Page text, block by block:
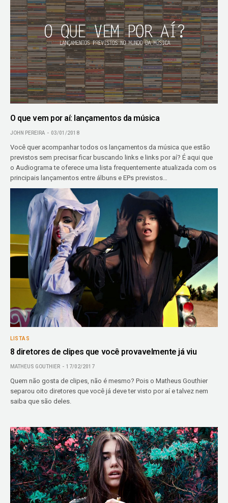
O que vem por aí: lançamentos da música
JOHN PEREIRA 03/01/2018
Você quer acompanhar todos os lançamentos da música que estão
previstos sem precisar ficar buscando links e links por aí? É aqui que
o Audiograma te oferece uma lista frequentemente atualizada com os
principais lançamentos entre álbuns e EPs previstos…
LISTAS
8 diretores de clipes que você provavelmente já viu
MATHEUS GOUTHIER 17/02/2017
Quem não gosta de clipes, não é mesmo? Pois o Matheus Gouthier
separou oito diretores que você já deve ter visto por aí e talvez nem
saiba que são deles.